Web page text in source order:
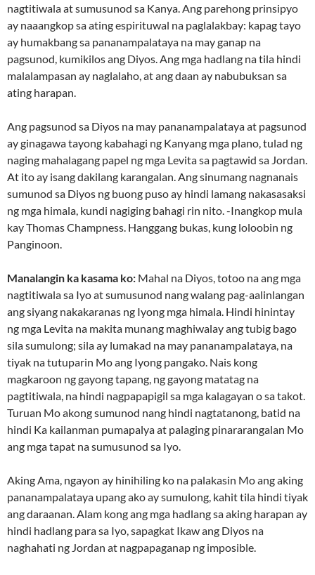
nagtitiwala at sumusunod sa Kanya. Ang parehong prinsipyo
ay naaangkop sa ating espirituwal na paglalakbay: kapag tayo
ay humakbang sa pananampalataya na may ganap na
pagsunod, kumikilos ang Diyos. Ang mga hadlang na tila hindi
malalampasan ay naglalaho, at ang daan ay nabubuksan sa
ating harapan.
Ang pagsunod sa Diyos na may pananampalataya at pagsunod
ay ginagawa tayong kabahagi ng Kanyang mga plano, tulad ng
naging mahalagang papel ng mga Levita sa pagtawid sa Jordan.
At ito ay isang dakilang karangalan. Ang sinumang nagnanais
sumunod sa Diyos ng buong puso ay hindi lamang nakasasaksi
ng mga himala, kundi nagiging bahagi rin nito. -Inangkop mula
kay Thomas Champness. Hanggang bukas, kung loloobin ng
Panginoon.
Manalangin ka kasama ko: Mahal na Diyos, totoo na ang mga
nagtitiwala sa Iyo at sumusunod nang walang pag-aalinlangan
ang siyang nakakaranas ng Iyong mga himala. Hindi hinintay
ng mga Levita na makita munang maghiwalay ang tubig bago
sila sumulong; sila ay lumakad na may pananampalataya, na
tiyak na tutuparin Mo ang Iyong pangako. Nais kong
magkaroon ng gayong tapang, ng gayong matatag na
pagtitiwala, na hindi nagpapapigil sa mga kalagayan o sa takot.
Turuan Mo akong sumunod nang hindi nagtatanong, batid na
hindi Ka kailanman pumapalya at palaging pinararangalan Mo
ang mga tapat na sumusunod sa Iyo.
Aking Ama, ngayon ay hinihiling ko na palakasin Mo ang aking
pananampalataya upang ako ay sumulong, kahit tila hindi tiyak
ang daraanan. Alam kong ang mga hadlang sa aking harapan ay
hindi hadlang para sa Iyo, sapagkat Ikaw ang Diyos na
naghahati ng Jordan at nagpapaganap ng imposible.